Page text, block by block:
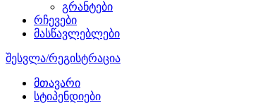
გრანტები
რჩევები
მასწავლებლები
შესვლა/რეგისტრაცია
მთავარი
სტიპენდიები